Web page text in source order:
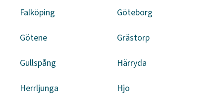
Falköping Göteborg
Götene Grästorp
Gullspång Härryda
Herrljunga Hjo